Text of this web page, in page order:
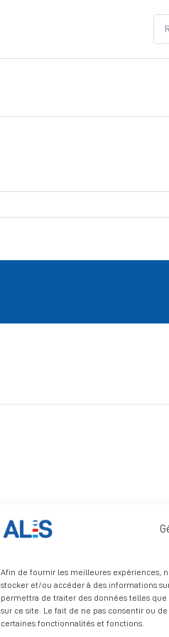
Afin de fournir les meilleures expériences,
stocker et/ou accéder à des informations
permettra de traiter des données telles
sur ce site. Le fait de ne pas consentir ou
certaines fonctionnalités et fonctions.
for: